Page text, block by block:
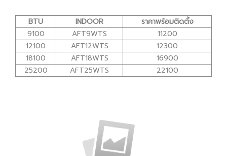
BTU INDOOR
ราคาพร้อมติดตั้ง
9100
AFT9WTS
11200
12100
AFT12WTS
12300
18100
AFT18WTS
16900
25200
AFT25WTS 22100